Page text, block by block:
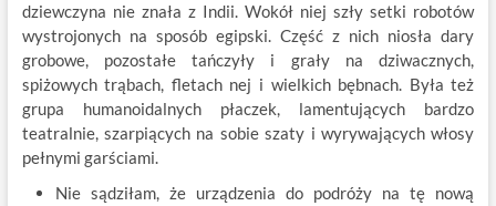
dziewczyna nie znała z Indii. Wokół niej szły setki robotów
wystrojonych na sposób egipski. Część z nich niosła dary
grobowe, pozostałe tańczyły i grały na dziwacznych,
spiżowych trąbach, fletach nej i wielkich bębnach. Była też
grupa humanoidalnych płaczek, lamentujących bardzo
teatralnie, szarpiących na sobie szaty i wyrywających włosy
pełnymi garściami.
Nie sądziłam, że urządzenia do podróży na tę nową